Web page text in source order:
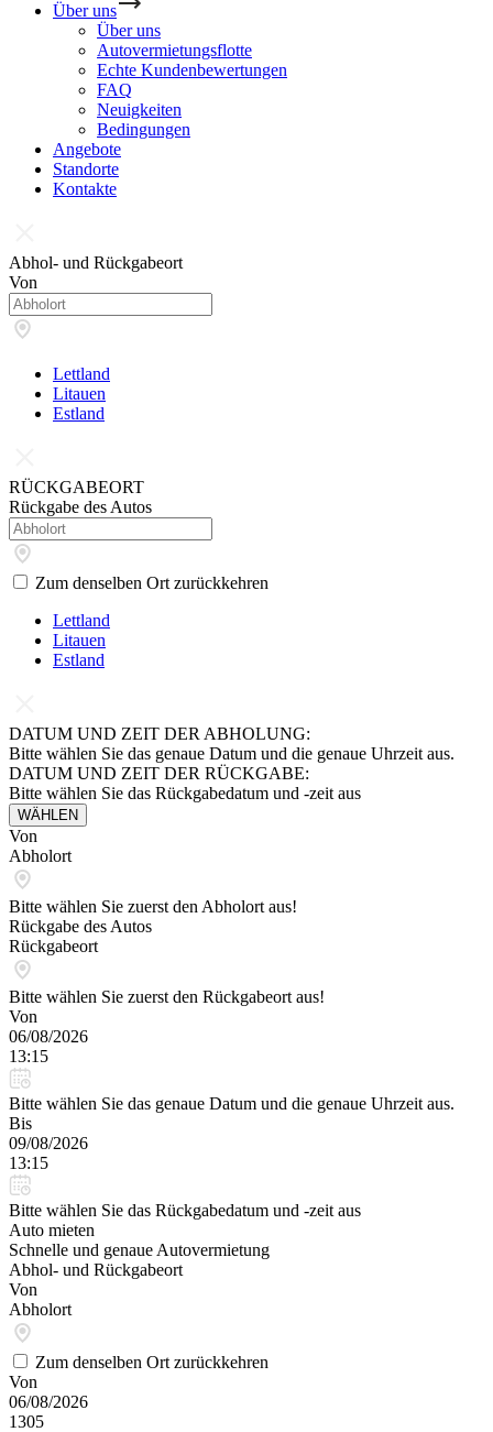
Über uns
Über uns
Autovermietungsflotte
Echte Kundenbewertungen
FAQ
Neuigkeiten
Bedingungen
Angebote
Standorte
Kontakte
Abhol- und Rückgabeort
Von
Lettland
Litauen
Estland
RÜCKGABEORT
Rückgabe des Autos
Zum denselben Ort zurückkehren
Lettland
Litauen
Estland
DATUM UND ZEIT DER ABHOLUNG:
Bitte wählen Sie das genaue Datum und die genaue Uhrzeit aus.
DATUM UND ZEIT DER RÜCKGABE:
Bitte wählen Sie das Rückgabedatum und -zeit aus
WÄHLEN
Von
Abholort
Bitte wählen Sie zuerst den Abholort aus!
Rückgabe des Autos
Rückgabeort
Bitte wählen Sie zuerst den Rückgabeort aus!
Von
06/08/2026
13:15
Bitte wählen Sie das genaue Datum und die genaue Uhrzeit aus.
Bis
09/08/2026
13:15
Bitte wählen Sie das Rückgabedatum und -zeit aus
Auto mieten
Schnelle und genaue Autovermietung
Abhol- und Rückgabeort
Von
Abholort
Zum denselben Ort zurückkehren
Von
06/08/2026
1305